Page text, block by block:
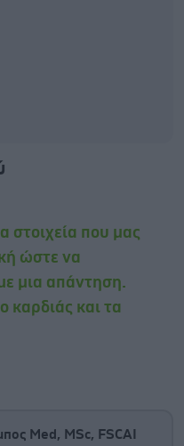
στοιχεία που μας
ώστε να
μια απάντηση.
καρδιάς και τα
Med, MSc, FSCAI